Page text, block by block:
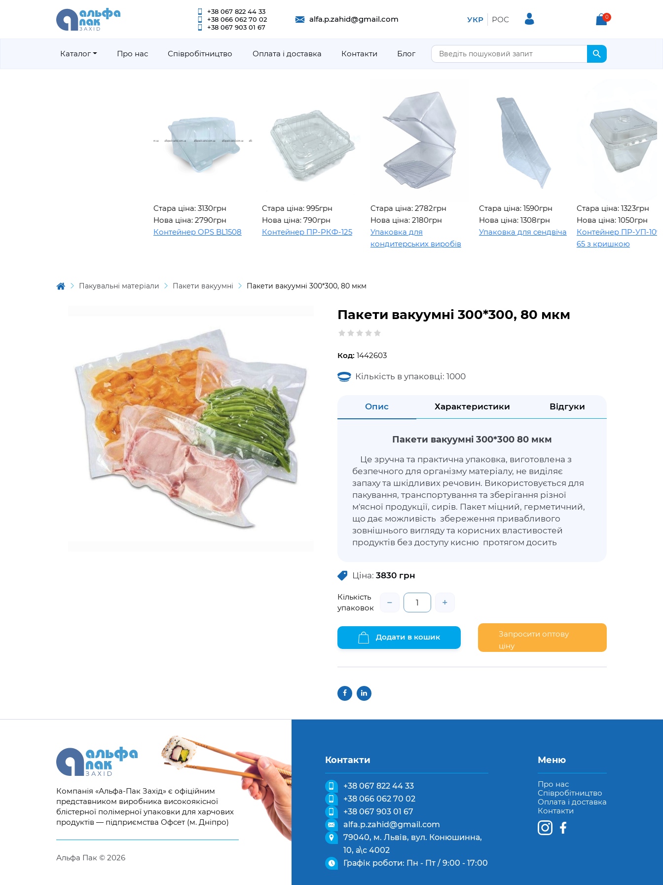
+38 067 822 44 33
+38 066 062 70 02
+38 067 903 01 67
alfa.p.zahid@gmail.com УКР РОС 0
Каталог Про нас Співробітництво Оплата і доставка Контакти Блог
Стара ціна: 3130грн
Нова ціна: 2790грн
Контейнер OPS BL1508
Стара ціна: 995грн
Нова ціна: 790грн
Контейнер ПР-РКФ-125
Стара ціна: 2782грн
Нова ціна: 2180грн
Упаковка для
кондитерських виробів
Стара ціна: 1590грн
Нова ціна: 1308грн
Упаковка для сендвіча
Стара ціна: 1323грн
Нова ціна: 1050грн
Контейнер ПР-УП-109 х
65 з кришкою
Пакувальні матеріали Пакети вакуумні Пакети вакуумні 300*300, 80 мкм
Пакети вакуумні 300*300, 80 мкм
Код: 1442603
Кількість в упаковці: 1000
Опис Характеристики Відгуки
Пакети вакуумні 300*300 80 мкм
Це зручна та практична упаковка, виготовлена з
безпечного для організму матеріалу, не виділяє
запаху та шкідливих речовин. Використовується для
пакування, транспортування та зберігання різної
м'ясної продукції, сирів. Пакет міцний, герметичний,
що дає можливість збереження привабливого
зовнішнього вигляду та корисних властивостей
продуктів без доступу кисню протягом досить
Ціна: 3830 грн
Кількість
упаковок
− +
Додати в кошик
Запросити оптову
ціну
Контакти
+38 067 822 44 33
+38 066 062 70 02
+38 067 903 01 67
alfa.p.zahid@gmail.com
79040, м. Львів, вул. Конюшинна,
10, а\с 4002
Графік роботи: Пн - Пт / 9:00 - 17:00
Меню
Про нас
Співробітництво
Оплата і доставка
Контакти
Компанія «Альфа-Пак Захід» є офіційним
представником виробника високоякісної
блістерної полімерної упаковки для харчових
продуктів — підприємства Офсет (м. Дніпро)
Альфа Пак © 2026